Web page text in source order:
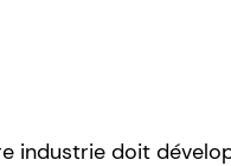
industrie doit